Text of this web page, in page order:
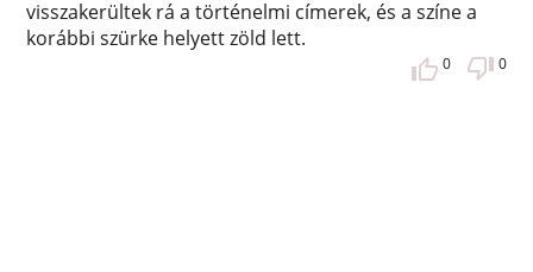
visszakerültek rá a történelmi címerek, és a színe a
korábbi szürke helyett zöld lett.
0 0